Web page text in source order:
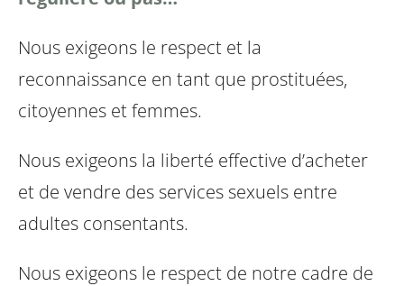
Nous exigeons le respect et la
reconnaissance en tant que prostituées,
citoyennes et femmes.
Nous exigeons la liberté effective d’acheter
et de vendre des services sexuels entre
adultes consentants.
Nous exigeons le respect de notre cadre de